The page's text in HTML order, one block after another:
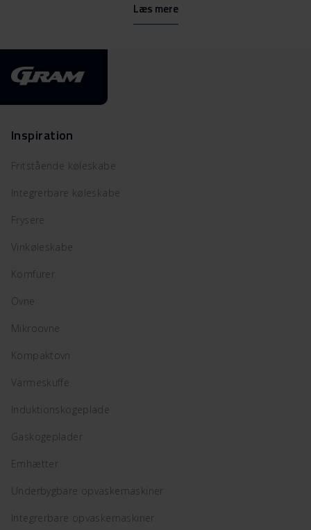
Læs mere
Inspiration
Fritstående køleskabe
Integrerbare køleskabe
Frysere
Vinkøleskabe
Komfurer
Ovne
Mikroovne
Kompaktovn
Varmeskuffe
Induktionskogeplade
Gaskogeplader
Emhætter
Underbygbare opvaskemaskiner
Integrerbare opvaskemaskiner